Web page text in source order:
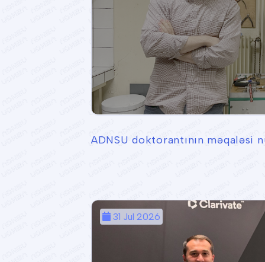
ADNSU doktorantının məqaləsi
31 Jul 2026